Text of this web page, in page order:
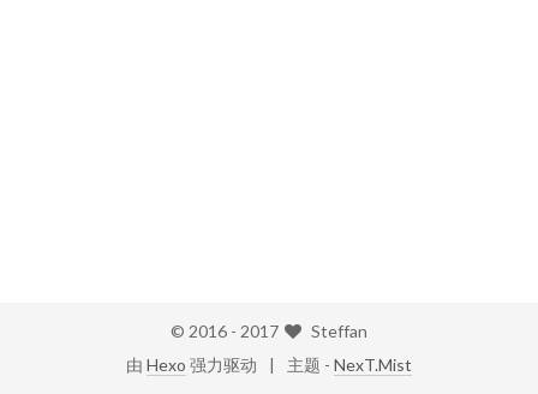
© 2016 - 2017
Steffan
由 Hexo 强力驱动 主题 - NexT.Mist